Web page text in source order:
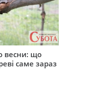
весни: що
саме зараз